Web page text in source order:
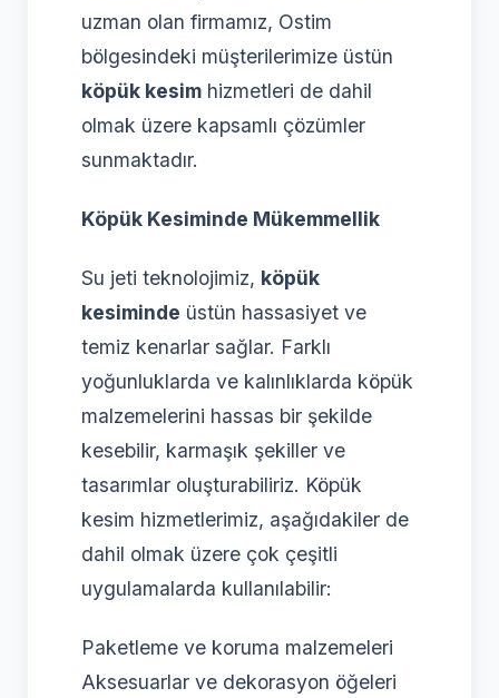
uzman olan firmamız, Ostim
bölgesindeki müşterilerimize üstün
köpük kesim hizmetleri de dahil
olmak üzere kapsamlı çözümler
sunmaktadır.
Köpük Kesiminde Mükemmellik
Su jeti teknolojimiz, köpük
kesiminde üstün hassasiyet ve
temiz kenarlar sağlar. Farklı
yoğunluklarda ve kalınlıklarda köpük
malzemelerini hassas bir şekilde
kesebilir, karmaşık şekiller ve
tasarımlar oluşturabiliriz. Köpük
kesim hizmetlerimiz, aşağıdakiler de
dahil olmak üzere çok çeşitli
uygulamalarda kullanılabilir:
Paketleme ve koruma malzemeleri
Aksesuarlar ve dekorasyon öğeleri